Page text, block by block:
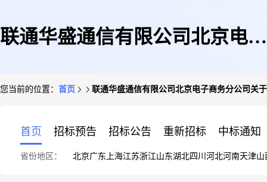
联通华盛通信有限公司北京电子
您当前的位置： 首页 联通华盛通信有限公司北京电子商务分公司关
首页 招标预告 招标公告 重新招标 中标通知
省份地区： 北京广东 上海江苏浙江山东湖北四川 河北河南天津山